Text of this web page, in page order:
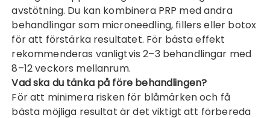
avstötning. Du kan kombinera PRP med andra
behandlingar som microneedling, fillers eller botox
för att förstärka resultatet. För bästa effekt
rekommenderas vanligtvis 2–3 behandlingar med
8–12 veckors mellanrum.
Vad ska du tänka på före behandlingen?
För att minimera risken för blåmärken och få
bästa möjliga resultat är det viktigt att förbereda